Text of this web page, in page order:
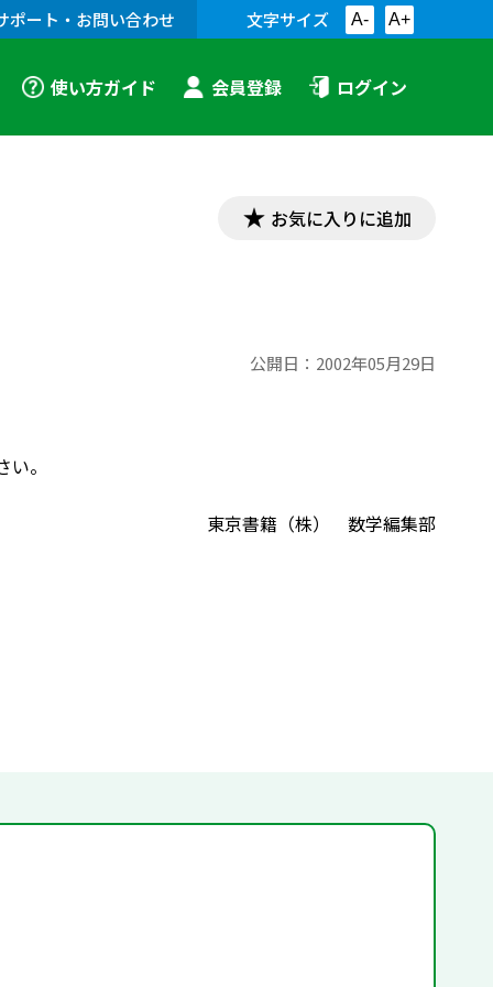
ポート・お問い合わせ 文字サイズ A- A+
使い方ガイド 会員登録 ログイン
お気に入りに追加
公開日： 2002年05月29日
。
東京書籍（株） 数学編集部